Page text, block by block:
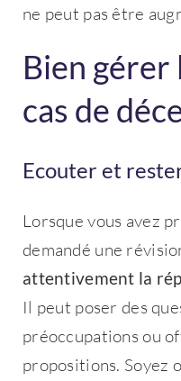
ne peut pas être
Bien gérer
cas de
Ecouter et
Lorsque vous avez
demandé une
attentivement la
Il peut poser des
préoccupations ou
propositions. Soyez